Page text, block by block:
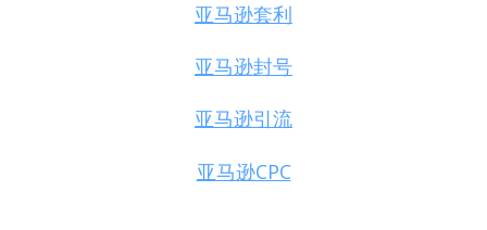
亚马逊套利
亚马逊封号
亚马逊引流
亚马逊CPC